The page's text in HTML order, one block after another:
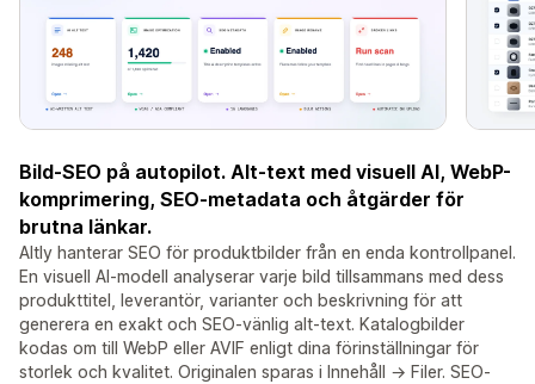
Bild-SEO på autopilot. Alt-text med visuell AI, WebP-
komprimering, SEO-metadata och åtgärder för
brutna länkar.
Altly hanterar SEO för produktbilder från en enda kontrollpanel.
En visuell AI-modell analyserar varje bild tillsammans med dess
produkttitel, leverantör, varianter och beskrivning för att
generera en exakt och SEO-vänlig alt-text. Katalogbilder
kodas om till WebP eller AVIF enligt dina förinställningar för
storlek och kvalitet. Originalen sparas i Innehåll → Filer. SEO-